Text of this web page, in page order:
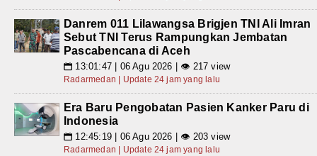
Danrem 011 Lilawangsa Brigjen TNI Ali Imran
Sebut TNI Terus Rampungkan Jembatan
Pascabencana di Aceh
📅 13:01:47 | 06 Agu 2026 | 👁 217 view
Radarmedan | Update 24 jam yang lalu
Era Baru Pengobatan Pasien Kanker Paru di
Indonesia
📅 12:45:19 | 06 Agu 2026 | 👁 203 view
Radarmedan | Update 24 jam yang lalu